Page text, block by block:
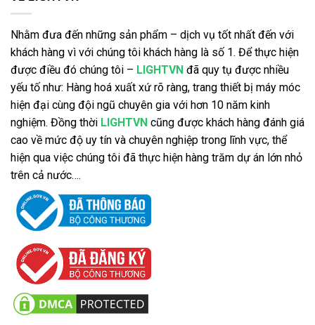
Nhằm đưa đến những sản phẩm – dịch vụ tốt nhất đến với
khách hàng vì với chúng tôi khách hàng là số 1. Để thực hiện
được điều đó chúng tôi – LIGHTVN đã quy tụ được nhiều
yếu tố như: Hàng hoá xuất xứ rõ ràng, trang thiết bị máy móc
hiện đại cùng đội ngũ chuyên gia với hơn 10 năm kinh
nghiệm. Đồng thời LIGHTVN cũng được khách hàng đánh giá
cao về mức độ uy tín và chuyên nghiệp trong lĩnh vực, thể
hiện qua việc chúng tôi đã thực hiện hàng trăm dự án lớn nhỏ
trên cả nước….